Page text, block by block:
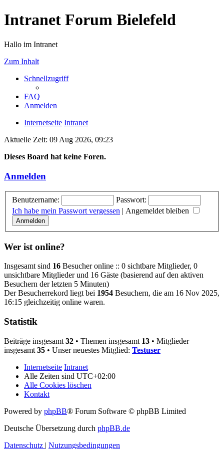
Intranet Forum Bielefeld
Hallo im Intranet
Zum Inhalt
Schnellzugriff
FAQ
Anmelden
Internetseite Intranet
Aktuelle Zeit: 09 Aug 2026, 09:23
Dieses Board hat keine Foren.
Anmelden
Benutzername:
Passwort:
Ich habe mein Passwort vergessen | Angemeldet bleiben
Wer ist online?
Insgesamt sind 16 Besucher online :: 0 sichtbare Mitglieder, 0
unsichtbare Mitglieder und 16 Gäste (basierend auf den aktiven
Besuchern der letzten 5 Minuten)
Der Besucherrekord liegt bei 1954 Besuchern, die am 16 Nov 2025,
16:15 gleichzeitig online waren.
Statistik
Beiträge insgesamt 32 • Themen insgesamt 13 • Mitglieder
insgesamt 35 • Unser neuestes Mitglied: Testuser
Internetseite Intranet
Alle Zeiten sind UTC+02:00
Alle Cookies löschen
Kontakt
Powered by phpBB® Forum Software © phpBB Limited
Deutsche Übersetzung durch phpBB.de
Datenschutz | Nutzungsbedingungen